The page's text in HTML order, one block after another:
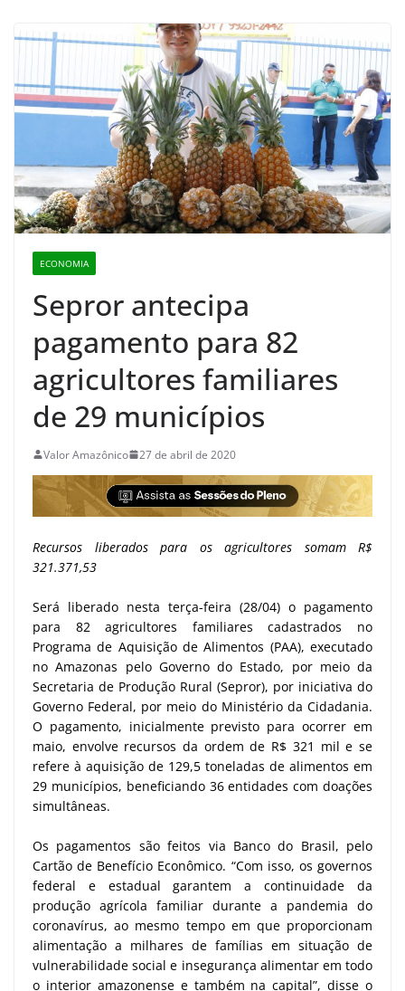
ECONOMIA
Sepror antecipa
pagamento para 82
agricultores familiares
de 29 municípios
Valor Amazônico 27 de abril de 2020
Recursos liberados para os agricultores somam R$
321.371,53
Será liberado nesta terça-feira (28/04) o pagamento
para 82 agricultores familiares cadastrados no
Programa de Aquisição de Alimentos (PAA), executado
no Amazonas pelo Governo do Estado, por meio da
Secretaria de Produção Rural (Sepror), por iniciativa do
Governo Federal, por meio do Ministério da Cidadania.
O pagamento, inicialmente previsto para ocorrer em
maio, envolve recursos da ordem de R$ 321 mil e se
refere à aquisição de 129,5 toneladas de alimentos em
29 municípios, beneficiando 36 entidades com doações
simultâneas.
Os pagamentos são feitos via Banco do Brasil, pelo
Cartão de Benefício Econômico. “Com isso, os governos
federal e estadual garantem a continuidade da
produção agrícola familiar durante a pandemia do
coronavírus, ao mesmo tempo em que proporcionam
alimentação a milhares de famílias em situação de
vulnerabilidade social e insegurança alimentar em todo
o interior amazonense e também na capital”, disse o